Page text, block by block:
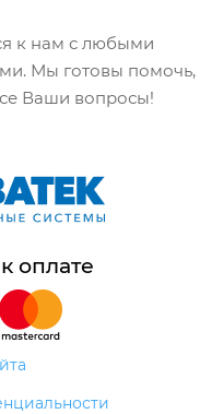
к нам с любыми
Мы готовы помочь,
Ваши вопросы!
оплате